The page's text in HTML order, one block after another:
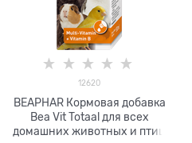
12620
BEAPHAR Кормовая добавка
Bea Vit Totaal для всех
домашних животных и птиц